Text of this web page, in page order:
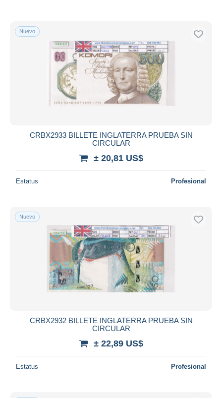
Nuevo
CRBX2933 BILLETE INGLATERRA PRUEBA SIN
CIRCULAR
± 20,81 US$
Estatus Profesional
Nuevo
CRBX2932 BILLETE INGLATERRA PRUEBA SIN
CIRCULAR
± 22,89 US$
Estatus Profesional